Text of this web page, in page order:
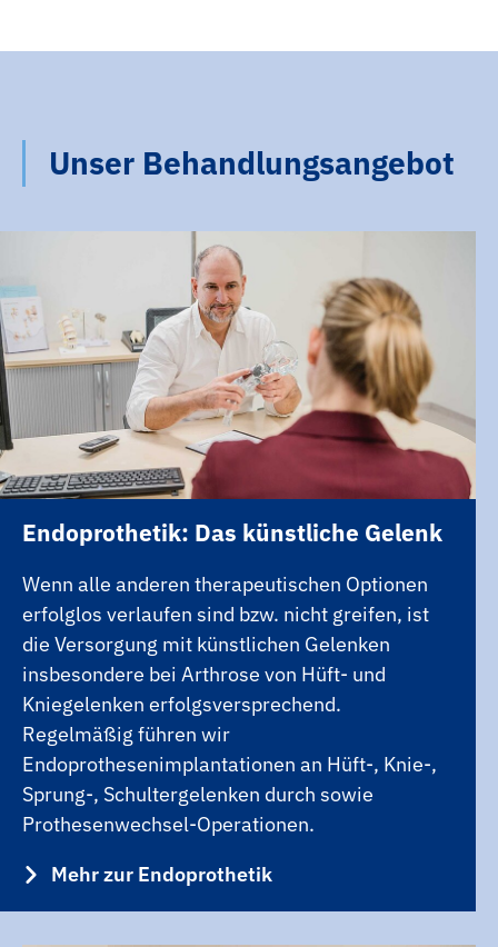
Unser Behandlungsangebot
Endoprothetik: Das künstliche Gelenk
Wenn alle anderen therapeutischen Optionen
erfolglos verlaufen sind bzw. nicht greifen, ist
die Versorgung mit künstlichen Gelenken
insbesondere bei Arthrose von Hüft- und
Kniegelenken erfolgsversprechend.
Regelmäßig führen wir
Endoprothesenimplantationen an Hüft-, Knie-,
Sprung-, Schultergelenken durch sowie
Prothesenwechsel-Operationen.
Mehr zur Endoprothetik